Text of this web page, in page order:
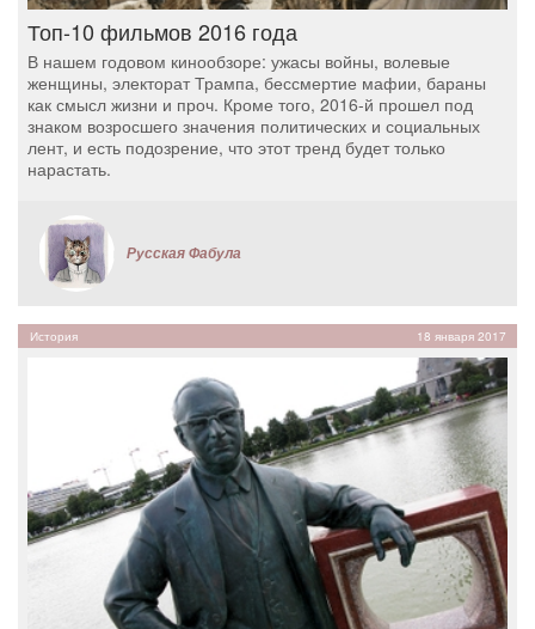
Топ-10 фильмов 2016 года
В нашем годовом кинообзоре: ужасы войны, волевые
женщины, электорат Трампа, бессмертие мафии, бараны
как смысл жизни и проч. Кроме того, 2016-й прошел под
знаком возросшего значения политических и социальных
лент, и есть подозрение, что этот тренд будет только
нарастать.
Русская Фабула
История 18 января 2017